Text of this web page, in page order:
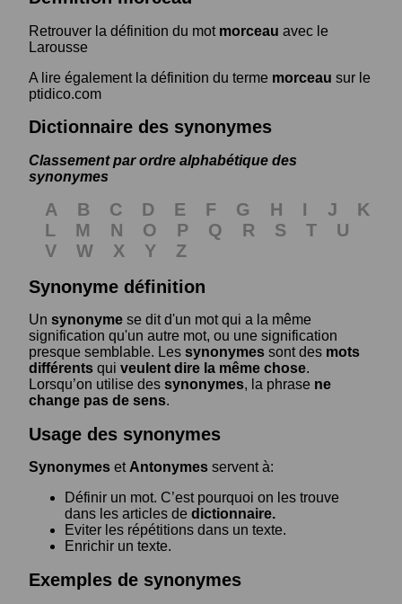
Retrouver la définition du mot morceau avec le
Larousse
A lire également la définition du terme morceau sur le
ptidico.com
Dictionnaire des synonymes
Classement par ordre alphabétique des
synonymes
A B C D E F G H I J
K
L
M N O P Q R S T
U
V
W X Y
Z
Synonyme définition
Un synonyme se dit d'un mot qui a la même
signification qu'un autre mot, ou une signification
presque semblable. Les synonymes sont des mots
différents qui veulent dire la même chose.
Lorsqu’on utilise des synonymes, la phrase ne
change pas de sens.
Usage des synonymes
Synonymes etAntonymes servent à:
Définir un mot. C’est pourquoi on les trouve
dans les articles de dictionnaire.
Eviter les répétitions dans un texte.
Enrichir un texte.
Exemples de synonymes